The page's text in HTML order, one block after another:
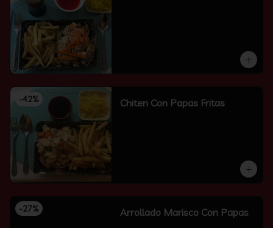
-42% Chiten Con Papas Fritas
-27% Arrollado Marisco Con Papas